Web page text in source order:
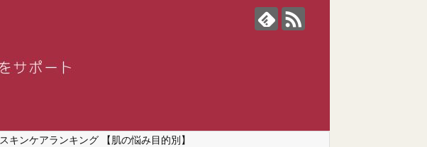
スキンケアランキング 【肌の悩み目的別】